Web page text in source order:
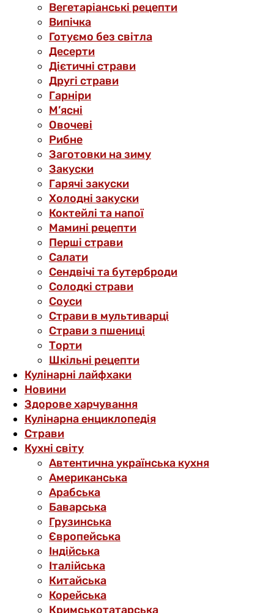
Вегетаріанські рецепти
Випічка
Готуємо без світла
Десерти
Дієтичні страви
Другі страви
Гарніри
М’ясні
Овочеві
Рибне
Заготовки на зиму
Закуски
Гарячі закуски
Холодні закуски
Коктейлі та напої
Мамині рецепти
Перші страви
Салати
Сендвічі та бутерброди
Солодкі страви
Соуси
Страви в мультиварці
Страви з пшениці
Торти
Шкільні рецепти
Кулінарні лайфхаки
Новини
Здорове харчування
Кулінарна енциклопедія
Страви
Кухні світу
Автентична українська кухня
Американська
Арабська
Баварська
Грузинська
Європейська
Індійська
Італійська
Китайська
Корейська
Кримськотатарська